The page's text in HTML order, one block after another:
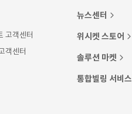
고객센터
객센터
뉴스센터
위시켓 스토어
솔루션 마켓
통합빌링 서비스